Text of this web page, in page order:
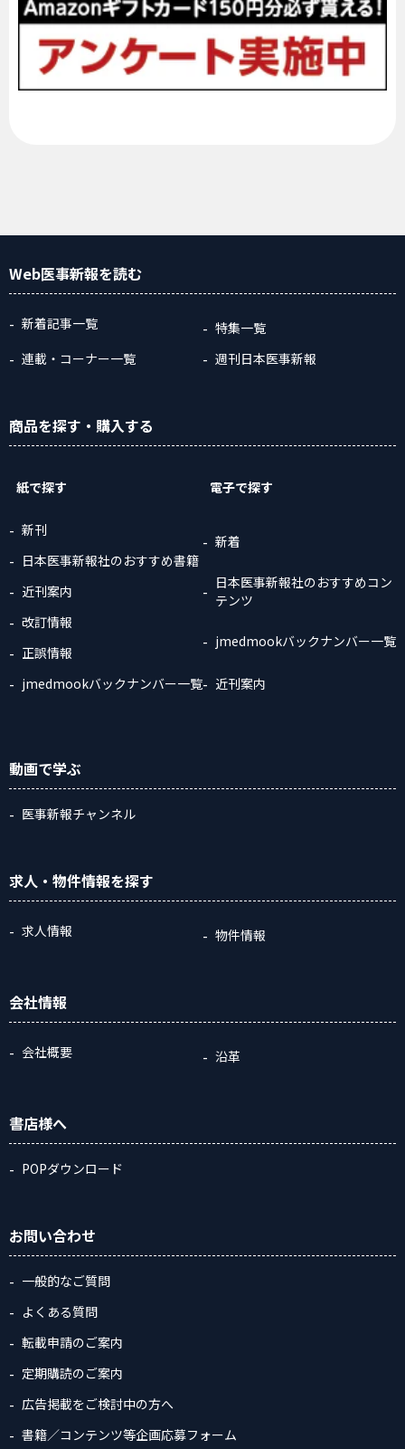
Web医事新報を読む
新着記事一覧
特集一覧
連載・コーナー一覧
週刊日本医事新報
商品を探す ・購入する
紙で探す
新刊
日本医事新報社のおすすめ書籍
近刊案内
改訂情報
正誤情報
jmedmookバックナンバー一覧
電子で探す
新着
日本医事新報社のおすすめコン
テンツ
jmedmookバックナンバー一覧
近刊案内
動画で学ぶ
医事新報チャンネル
求人・物件情報を探す
求人情報 物件情報
会社情報
会社概要 沿革
書店様へ
POPダウンロード
お問い合わせ
一般的なご質問
よくある質問
転載申請のご案内
定期購読のご案内
広告掲載をご検討中の方へ
書籍／コンテンツ等企画応募フォーム